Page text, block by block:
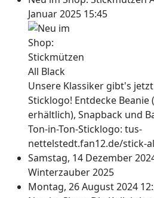
Januar 2025 15:45
Unsere Klassiker gibt's
Sticklogo! Entdecke Beanie
erhältlich), Snapback und
Ton-in-Ton-Sticklogo: tus-
nettelstedt.fan12.de/stick-
Samstag, 14 Dezember
Winterzauber 2025
Montag, 26 August 2024